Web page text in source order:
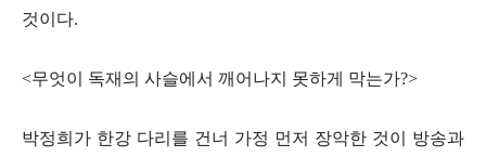
것이다.
<무엇이 독재의 사슬에서 깨어나지 못하게 막는가?>
박정희가 한강 다리를 건너 가정 먼저 장악한 것이 방송과